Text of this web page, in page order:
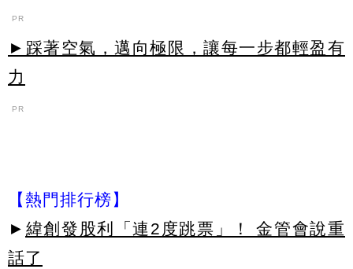
PR
►踩著空氣，邁向極限，讓每一步都輕盈有
力
PR
【熱門排行榜】
► 緯創發股利「連2度跳票」！ 金管會說重
話了